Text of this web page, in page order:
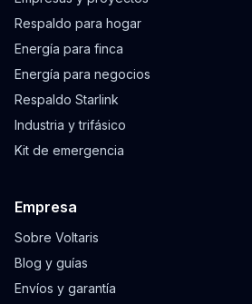
Respaldo para hogar
Energía para finca
Energía para negocios
Respaldo Starlink
Industria y trifásico
Kit de emergencia
Empresa
Sobre Voltaris
Blog y guías
Envíos y garantía